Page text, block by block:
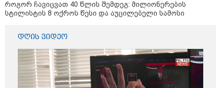
მომხდარზე მექსიკის პოლიცია
სამართალი
როგორ ჩავიცვათ 40 წლის შემდეგ: მილიონერების
სტილისტის 8 ოქროს წესი და აუცილებელი სამოსი
დღის ვიდეო